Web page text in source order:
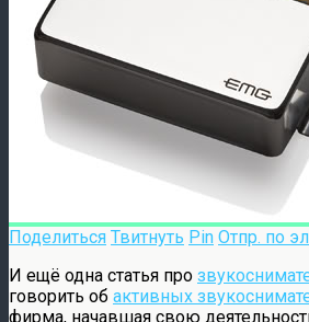
Поделиться Твитнуть Pin Отпр. по
И ещё одна статья про
говорить об активных
фирма, начавшая свою